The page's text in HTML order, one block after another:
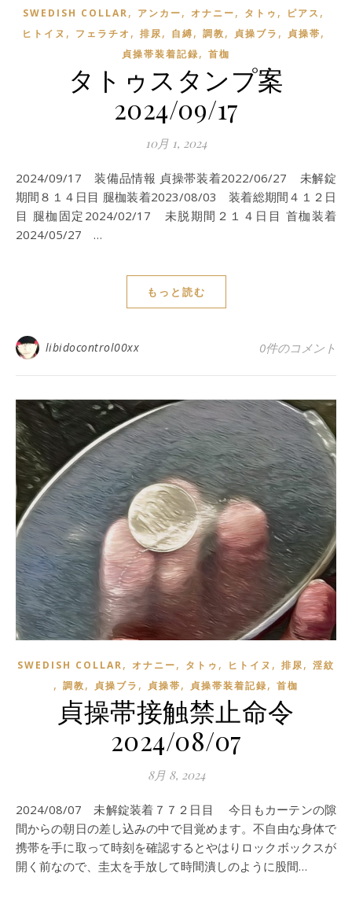
SWEDISH COLLAR, アンカー, オナニー, タトゥ , ピアス ,
ヒトイヌ , フェラチオ , 排尿, 自縛, 調教, 貞操ブラ , 貞操帯,
貞操帯装着記録, 首枷
タトゥスタンプ案
2024/09/17
10月 1, 2024
2024/09/17 装備品情報 貞操帯装着2022/06/27 未解錠
期間８１４日目 腿枷装着2023/08/03 装着総期間４１２日
目 腿枷固定2024/02/17 未脱期間２１４日目 首枷装着
2024/05/27 …
もっと読む
libidocontrol00xx 0件のコメント
SWEDISH COLLAR, オナニー, タトゥ , ヒトイヌ , 排尿, 淫紋
, 調教, 貞操ブラ , 貞操帯, 貞操帯装着記録, 首枷
貞操帯接触禁止命令
2024/08/07
8月 8, 2024
2024/08/07 未解錠装着７７２日目 今日もカーテンの隙
間からの朝日の差し込みの中で目覚めます。不自由な身体で
携帯を手に取って時刻を確認するとやはりロックボックスが
開く前なので、圭太を手放して時間潰しのように股間…